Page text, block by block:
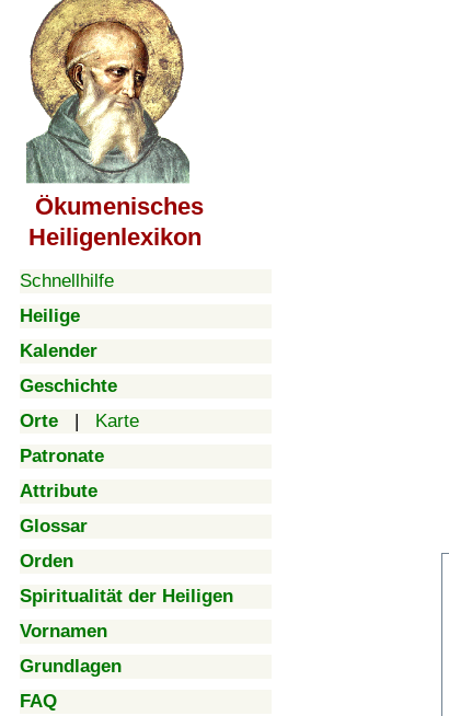
Ökumenisches
Heiligenlexikon
Schnellhilfe
Heilige
Kalender
Geschichte
Orte | Karte
Patronate
Attribute
Glossar
Orden
Spiritualität der Heiligen
Vornamen
Grundlagen
FAQ